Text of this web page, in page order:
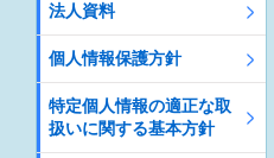
法人資料
個人情報保護方針
特定個人情報の適正な取
扱いに関する基本方針